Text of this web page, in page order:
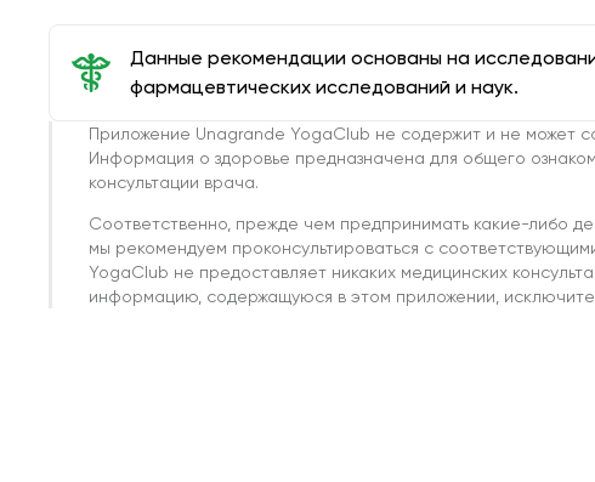
Данные рекомендации основаны на
фармацевтических исследований и наук.
Приложение Unagrande YogaClub не содержит и не может
Информация о здоровье предназначена для общего
консультации врача.
Соответственно, прежде чем предпринимать какие-либо
мы рекомендуем проконсультироваться с
YogaClub не предоставляет никаких медицинских
информацию, содержащуюся в этом приложении,